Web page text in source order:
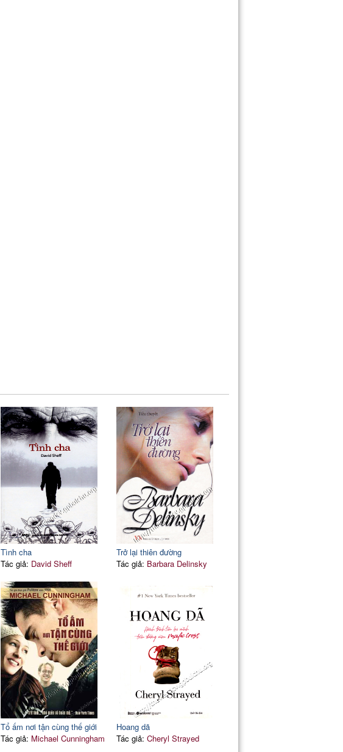
Tình cha
Tác giả: David Sheff
Trở lại thiên đường
Tác giả: Barbara Delinsky
Tổ ấm nơi tận cùng thế giới
Tác giả: Michael Cunningham
Hoang dã
Tác giả: Cheryl Strayed